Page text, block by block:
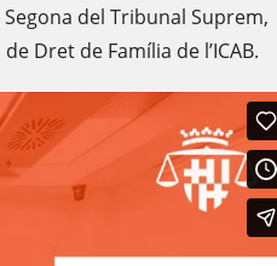
del Tribunal Suprem,
Dret de Família de l’ICAB.